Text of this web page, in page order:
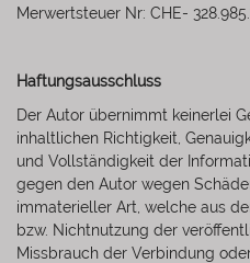
Merwertsteuer Nr: CHE-
Haftungsausschluss
Der Autor übernimmt keinerlei
inhaltlichen Richtigkeit,
und Vollständigkeit der
gegen den Autor wegen
immaterieller Art, welche aus
bzw. Nichtnutzung der
Missbrauch der Verbindung